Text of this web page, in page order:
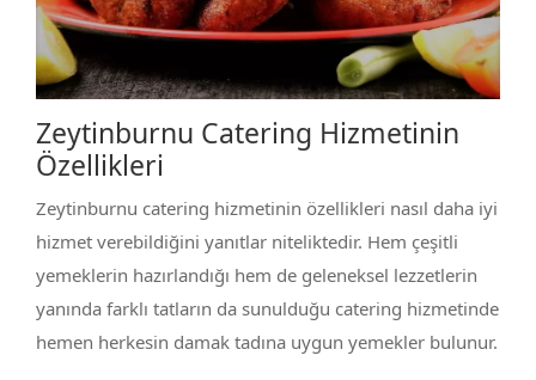
Zeytinburnu Catering Hizmetinin
Özellikleri
Zeytinburnu catering hizmetinin özellikleri nasıl daha iyi
hizmet verebildiğini yanıtlar niteliktedir. Hem çeşitli
yemeklerin hazırlandığı hem de geleneksel lezzetlerin
yanında farklı tatların da sunulduğu catering hizmetinde
hemen herkesin damak tadına uygun yemekler bulunur.